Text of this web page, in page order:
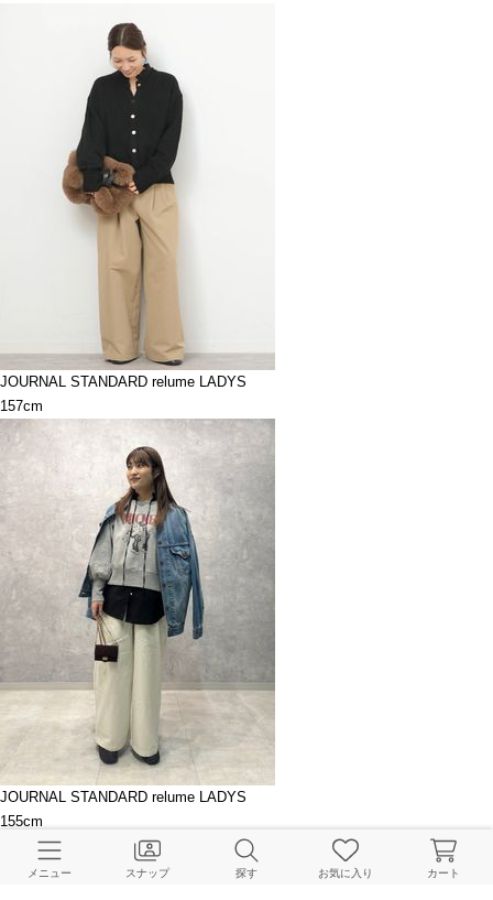
JOURNAL STANDARD relume LADYS
157cm
JOURNAL STANDARD relume LADYS
155cm
メニュー スナップ 探す お気に入り カート